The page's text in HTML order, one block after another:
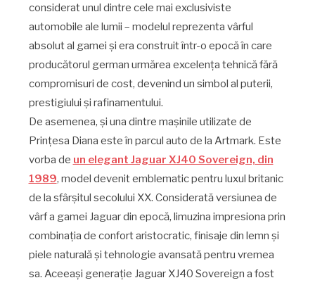
considerat unul dintre cele mai exclusiviste
automobile ale lumii – modelul reprezenta vârful
absolut al gamei și era construit într-o epocă în care
producătorul german urmărea excelența tehnică fără
compromisuri de cost, devenind un simbol al puterii,
prestigiului și rafinamentului.
De asemenea, și una dintre mașinile utilizate de
Prințesa Diana este în parcul auto de la Artmark. Este
vorba de un elegant Jaguar XJ40 Sovereign, din
1989, model devenit emblematic pentru luxul britanic
de la sfârșitul secolului XX. Considerată versiunea de
vârf a gamei Jaguar din epocă, limuzina impresiona prin
combinația de confort aristocratic, finisaje din lemn și
piele naturală și tehnologie avansată pentru vremea
sa. Aceeași generație Jaguar XJ40 Sovereign a fost